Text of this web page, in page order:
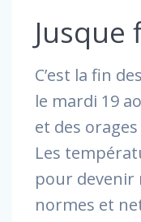
Jusque
C’est la fin
le mardi 19
et des
Les
pour devenir
normes et